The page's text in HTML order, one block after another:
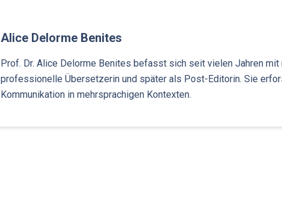
Alice Delorme Benites
Prof. Dr. Alice Delorme Benites befasst sich seit vielen Jahren
professionelle Übersetzerin und später als Post-Editorin. Sie
Kommunikation in mehrsprachigen Kontexten.